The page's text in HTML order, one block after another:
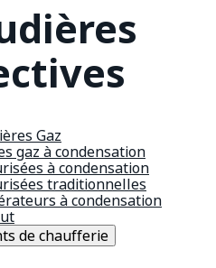
Gaz
gaz à condensation
à condensation
traditionnelles
à condensation
de chaufferie